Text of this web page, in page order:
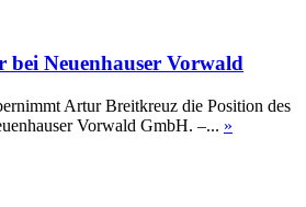
bei Neuenhauser Vorwald
Artur Breitkreuz die Position des
Vorwald GmbH. –... »